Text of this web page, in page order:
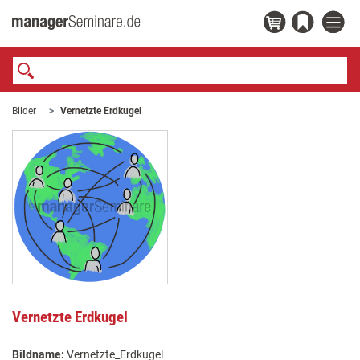
Bilder Vernetzte Erdkugel
Vernetzte Erdkugel
Bildname: Vernetzte_Erdkugel